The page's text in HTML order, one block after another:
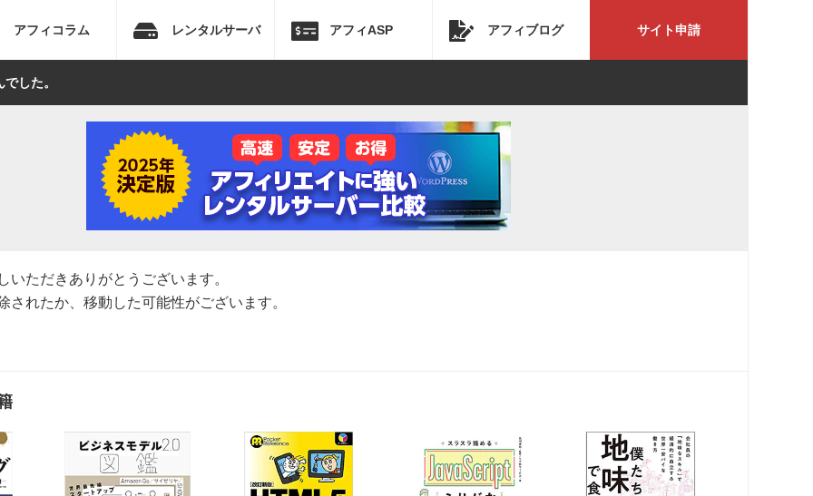
アフィコラム レンタルサーバ アフィASP アフィブログ サイト申請
した。
いただきありがとうございます。
されたか、移動した可能性がございます。